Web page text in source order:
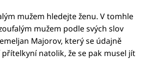
mužem hledejte ženu. V tomhle
mužem podle svých slov
Majorov, který se údajně
natolik, že se pak musel jít